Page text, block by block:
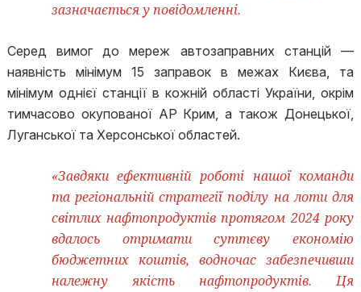
зазначається у повідомленні.
Серед вимог до мереж автозаправних станцій —
наявність мінімум 15 заправок в межах Києва, та
мінімум однієї станції в кожній області України, окрім
тимчасово окупованої АР Крим, а також Донецької,
Луганської та Херсонської областей.
«Завдяки ефективній роботі нашої команди
та регіональній стратегії поділу на лоти для
світлих нафтопродуктів протягом 2024 року
вдалось отримати суттєву економію
бюджетних коштів, водночас забезпечивши
належну якість нафтопродуктів. Ця